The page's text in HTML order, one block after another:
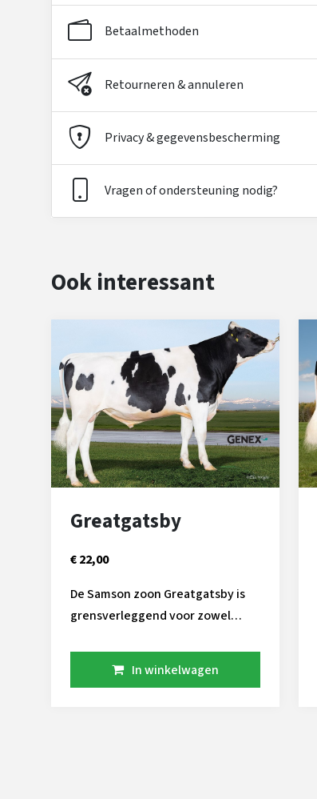
Betaalmethoden
Retourneren & annuleren
Privacy & gegevensbescherming
Vragen of ondersteuning nodig?
Ook interessant
Greatgatsby
€ 22,00
De Samson zoon Greatgatsby is
grensverleggend voor zowel
zeer efficient te noemen.Dit door
In winkelwagen